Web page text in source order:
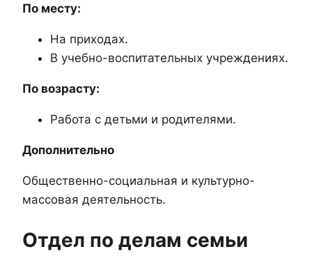
По месту:
На приходах.
В учебно-воспитательных учреждениях.
По возрасту:
Работа с детьми и родителями.
Дополнительно
Общественно-социальная и культурно-
массовая деятельность.
Отдел по делам семьи